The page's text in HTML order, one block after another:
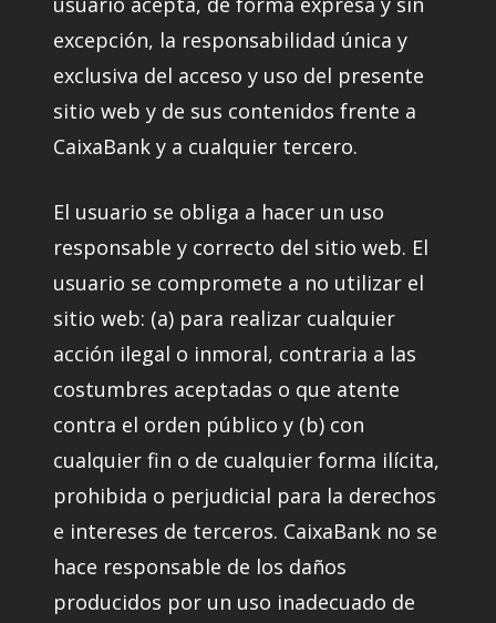
excepción, la responsabilidad única y
exclusiva del acceso y uso del presente
sitio web y de sus contenidos frente a
CaixaBank y a cualquier tercero.
El usuario se obliga a hacer un uso
responsable y correcto del sitio web. El
usuario se compromete a no utilizar el
sitio web: (a) para realizar cualquier
acción ilegal o inmoral, contraria a las
costumbres aceptadas o que atente
contra el orden público y (b) con
cualquier fin o de cualquier forma ilícita,
prohibida o perjudicial para la derechos
e intereses de terceros. CaixaBank no se
hace responsable de los daños
producidos por un uso inadecuado de